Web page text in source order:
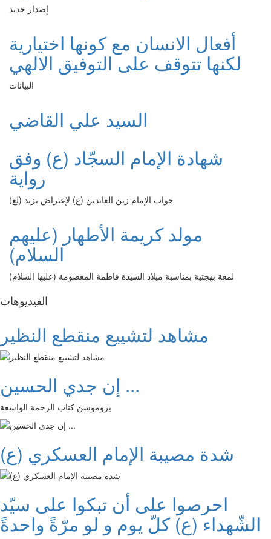
إصدار جديد
أفعال الانسان مع كونها اختيارية
لكنها تتوقف على التوفيق الالهي
البيانات
السيد علي القاضي
شهادة الإمام السجّاد (ع) وفق
رواية
جواب الإمام زين العابدين (ع) لإعتراض يزيد (لع)
مولد كريمة الأطهار (عليهم
السلام)
لمعة بهجتية بمناسبة ميلاد السيدة فاطمة المعصومة (عليها السلام)
الفیدیوهات
مشاهد لتشييع منقطع النظير
إن جدي الحسين ...
بروموشن كتاب الرحمة الواسعة
شدة مصيبة الإمام العسكري (ع)
احرصوا على أن تبكوا على سيّد
الشّهداء (ع) كلّ يوم و لو مرّةً واحدةً